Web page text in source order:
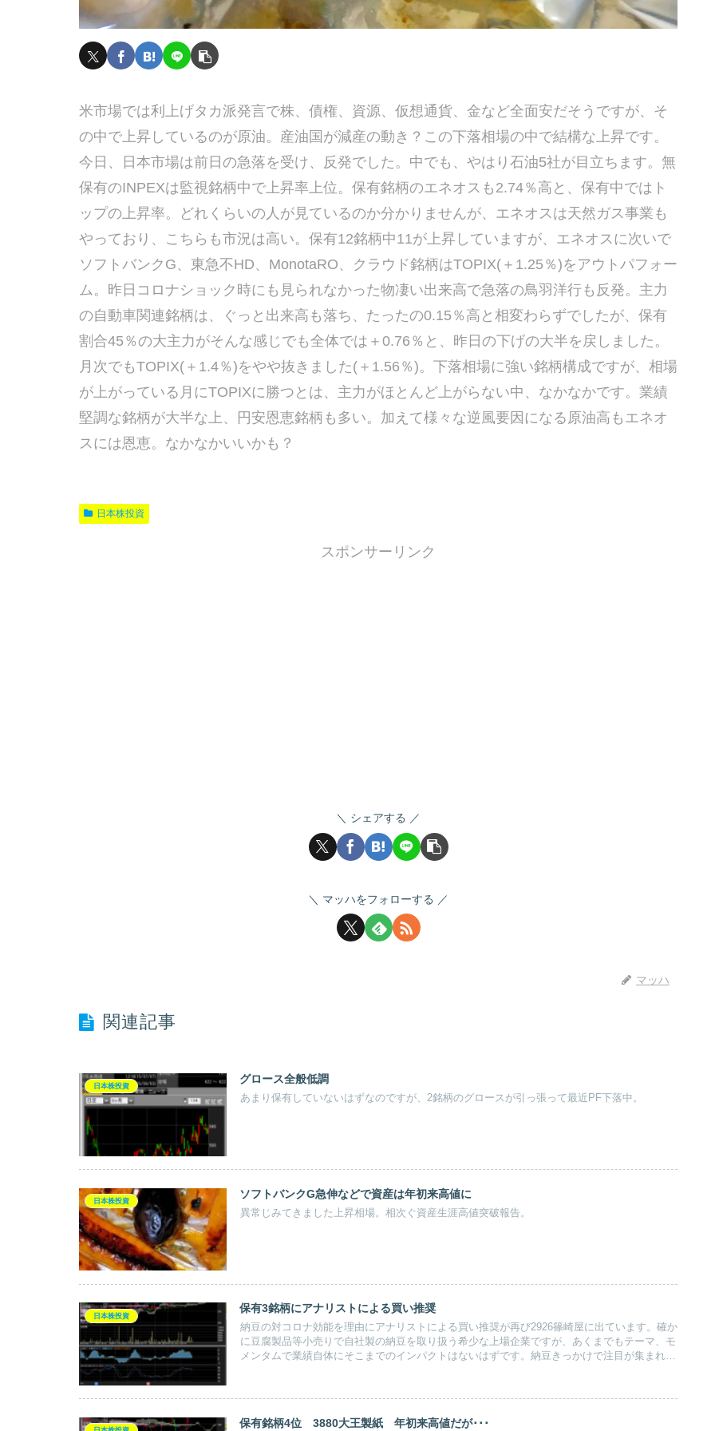
米市場では利上げタカ派発言で株、債権、資源、仮想通貨、金など全面安だそうですが、そ
の中で上昇しているのが原油。産油国が減産の動き？この下落相場の中で結構な上昇です。
今日、日本市場は前日の急落を受け、反発でした。中でも、やはり石油5社が目立ちます。無
保有のINPEXは監視銘柄中で上昇率上位。保有銘柄のエネオスも2.74％高と、保有中ではト
ップの上昇率。どれくらいの人が見ているのか分かりませんが、エネオスは天然ガス事業も
やっており、こちらも市況は高い。保有12銘柄中11が上昇していますが、エネオスに次いで
ソフトバンクG、東急不HD、MonotaRO、クラウド銘柄はTOPIX(＋1.25％)をアウトパフォー
ム。昨日コロナショック時にも見られなかった物凄い出来高で急落の鳥羽洋行も反発。主力
の自動車関連銘柄は、ぐっと出来高も落ち、たったの0.15％高と相変わらずでしたが、保有
割合45％の大主力がそんな感じでも全体では＋0.76％と、昨日の下げの大半を戻しました。
月次でもTOPIX(＋1.4％)をやや抜きました(＋1.56％)。下落相場に強い銘柄構成ですが、相場
が上がっている月にTOPIXに勝つとは、主力がほとんど上がらない中、なかなかです。業績
堅調な銘柄が大半な上、円安恩恵銘柄も多い。加えて様々な逆風要因になる原油高もエネオ
スには恩恵。なかなかいいかも？
日本株投資
スポンサーリンク
シェアする
マッハをフォローする
マッハ
関連記事
日本株投資
グロース全般低調
あまり保有していないはずなのですが、2銘柄のグロースが引っ張って最近PF下落中。
日本株投資
ソフトバンクG急伸などで資産は年初来高値に
異常じみてきました上昇相場。相次ぐ資産生涯高値突破報告。
日本株投資
保有3銘柄にアナリストによる買い推奨
納豆の対コロナ効能を理由にアナリストによる買い推奨が再び2926篠崎屋に出ています。確か
に豆腐製品等小売りで自社製の納豆を取り扱う希少な上場企業ですが、あくまでもテーマ、モ
メンタムで業績自体にそこまでのインパクトはないはずです。納豆きっかけで注目が集まれば
保有銘柄4位 3880大王製紙 年初来高値だが･･･